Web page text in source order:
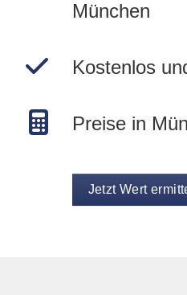
München
Kostenlos
Preise in
Jetzt Wert